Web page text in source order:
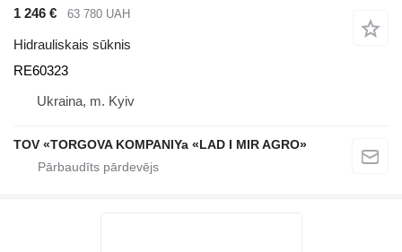
1 246 € 63 780 UAH
Hidrauliskais sūknis
RE60323
Ukraina, m. Kyiv
TOV «TORGOVA KOMPANIYa «LAD I MIR AGRO»